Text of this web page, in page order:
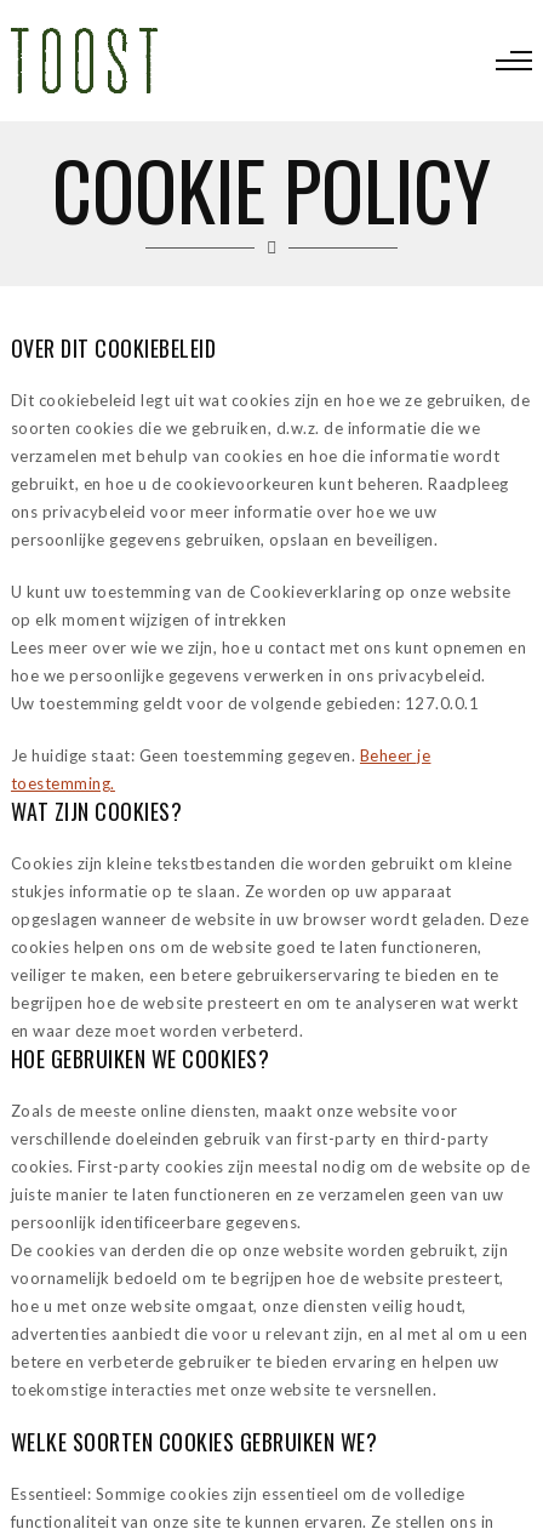
COOKIE POLICY
OVER DIT COOKIEBELEID
Dit cookiebeleid legt uit wat cookies zijn en hoe we ze gebruiken, de
soorten cookies die we gebruiken, d.w.z. de informatie die we
verzamelen met behulp van cookies en hoe die informatie wordt
gebruikt, en hoe u de cookievoorkeuren kunt beheren. Raadpleeg
ons privacybeleid voor meer informatie over hoe we uw
persoonlijke gegevens gebruiken, opslaan en beveiligen.
U kunt uw toestemming van de Cookieverklaring op onze website
op elk moment wijzigen of intrekken
Lees meer over wie we zijn, hoe u contact met ons kunt opnemen en
hoe we persoonlijke gegevens verwerken in ons privacybeleid.
Uw toestemming geldt voor de volgende gebieden: 127.0.0.1
Je huidige staat: Geen toestemming gegeven. Beheer je
toestemming.
WAT ZIJN COOKIES?
Cookies zijn kleine tekstbestanden die worden gebruikt om kleine
stukjes informatie op te slaan. Ze worden op uw apparaat
opgeslagen wanneer de website in uw browser wordt geladen. Deze
cookies helpen ons om de website goed te laten functioneren,
veiliger te maken, een betere gebruikerservaring te bieden en te
begrijpen hoe de website presteert en om te analyseren wat werkt
en waar deze moet worden verbeterd.
HOE GEBRUIKEN WE COOKIES?
Zoals de meeste online diensten, maakt onze website voor
verschillende doeleinden gebruik van first-party en third-party
cookies. First-party cookies zijn meestal nodig om de website op de
juiste manier te laten functioneren en ze verzamelen geen van uw
persoonlijk identificeerbare gegevens.
De cookies van derden die op onze website worden gebruikt, zijn
voornamelijk bedoeld om te begrijpen hoe de website presteert,
hoe u met onze website omgaat, onze diensten veilig houdt,
advertenties aanbiedt die voor u relevant zijn, en al met al om u een
betere en verbeterde gebruiker te bieden ervaring en helpen uw
toekomstige interacties met onze website te versnellen.
WELKE SOORTEN COOKIES GEBRUIKEN WE?
Essentieel: Sommige cookies zijn essentieel om de volledige
functionaliteit van onze site te kunnen ervaren. Ze stellen ons in